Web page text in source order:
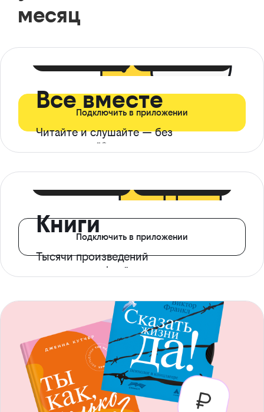
месяц
Все вместе
Читайте и слушайте — без
ограничений*
Подключить в приложении
Книги
Тысячи произведений
с доступом офлайн
Подключить в приложении